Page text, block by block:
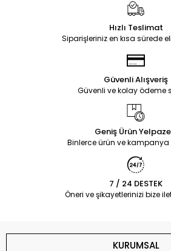
Hızlı Teslimat
Siparişleriniz en kısa sürede
Güvenli Alışveriş
Güvenli ve kolay ödeme
Geniş Ürün
Binlerce ürün ve kampanya
7 / 24 DESTEK
Öneri ve şikayetlerinizi bize
KURUMSAL